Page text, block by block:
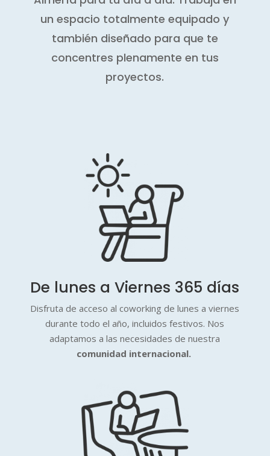
un espacio totalmente equipado y
también diseñado para que te
concentres plenamente en tus
proyectos.
De lunes a Viernes 365 días
Disfruta de acceso al coworking de lunes a viernes
durante todo el año, incluidos festivos. Nos
adaptamos a las necesidades de nuestra
comunidad internacional.